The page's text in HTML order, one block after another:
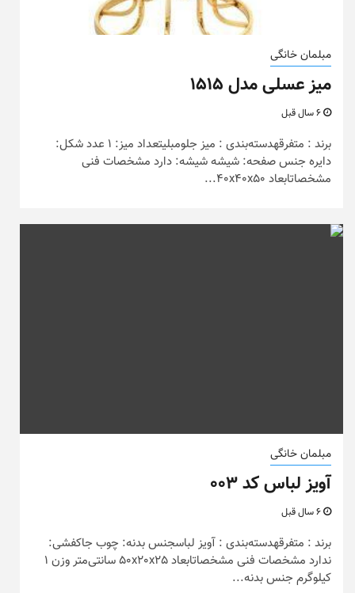
مبلمان خانگی
میز عسلی مدل ۱۵۱۵
برند : متفرقهدسته‌بندی : میز جلومبلیتعداد میز: 1 عدد شکل:
دایره جنس صفحه: شیشه شیشه: دارد مشخصات فنی
مشخصاتابعاد 40x40x50...
مبلمان خانگی
آویز لباس کد ۰۰۳
برند : متفرقهدسته‌بندی : آویز لباسجنس بدنه: چوب جاکفشی:
ندارد مشخصات فنی مشخصاتابعاد 50x20x25 سانتی‌متر وزن 1
کیلوگرم جنس بدنه...